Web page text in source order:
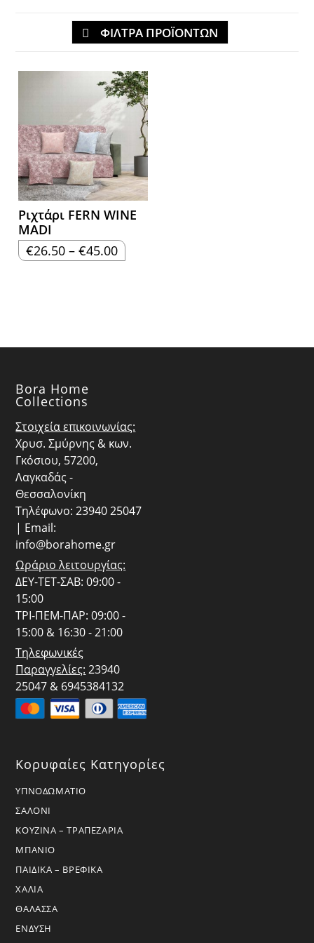
ΦΙΛΤΡΑ ΠΡΟΪΟΝΤΩΝ
Ριχτάρι FERN WINE
MADI
€26.50 – €45.00Price
range:
Bora Home
Collections
Στοιχεία επικοινωνίας:
Χρυσ. Σμύρνης & κων.
Γκόσιου, 57200,
Λαγκαδάς -
Θεσσαλονίκη
Τηλέφωνο: 23940 25047
| Email:
info@borahome.gr
Ωράριο λειτουργίας:
ΔΕΥ-ΤΕΤ-ΣΑΒ: 09:00 -
15:00
ΤΡΙ-ΠΕΜ-ΠΑΡ: 09:00 -
15:00 & 16:30 - 21:00
Τηλεφωνικές
Παραγγελίες: 23940
25047 & 6945384132
Κορυφαίες Κατηγορίες
ΥΠΝΟΔΩΜΑΤΙΟ
ΣΑΛΟΝΙ
ΚΟΥΖΙΝΑ – ΤΡΑΠΕΖΑΡΙΑ
ΜΠΑΝΙΟ
ΠΑΙΔΙΚΑ – ΒΡΕΦΙΚΑ
ΧΑΛΙΑ
ΘΑΛΑΣΣΑ
ΕΝΔΥΣΗ